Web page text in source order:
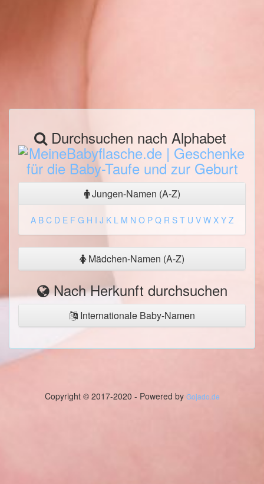
Durchsuchen nach Alphabet
Jungen-Namen (A-Z)
A B C D E F G H I J K L M N O P Q R S T U V W X Y Z
Mädchen-Namen (A-Z)
Nach Herkunft durchsuchen
Internationale Baby-Namen
Copyright © 2017-2020 - Powered by Gojado.de